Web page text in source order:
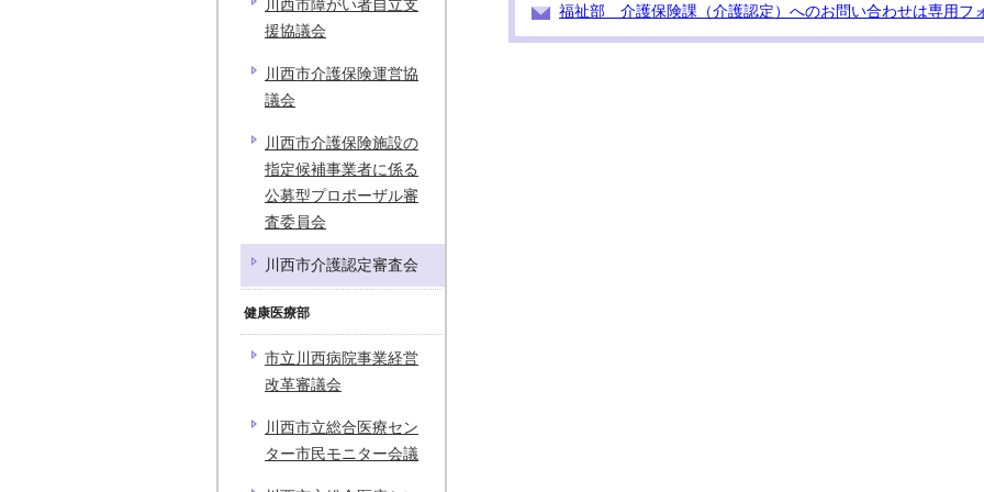
福祉部 介護保険課（介護認定）へのお問い合わせは専用フ
川西市障がい者自立支
援協議会
川西市介護保険運営協
議会
川西市介護保険施設の
指定候補事業者に係る
公募型プロポーザル審
査委員会
川西市介護認定審査会
健康医療部
市立川西病院事業経営
改革審議会
川西市立総合医療セン
ター市民モニター会議